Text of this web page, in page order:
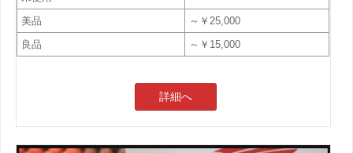
美品
～￥25,000
良品
～￥15,000
詳細へ